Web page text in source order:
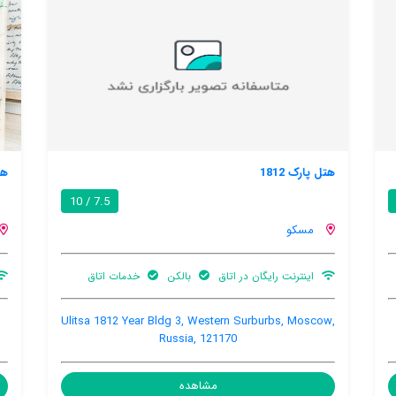
هاستلس راس پاولتسکایا
7.0 / 10
مسکو
اینترنت رایگان در اتاق تمیزکردن روزانه
Садовническая, дом 78, строение 3,
Zamoskvorechye, Moscow, Russia, 115054
مشاهده